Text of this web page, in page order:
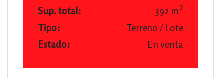
Sup. total:
392 m²
Tipo:
Terreno / Lote
Estado:
En venta